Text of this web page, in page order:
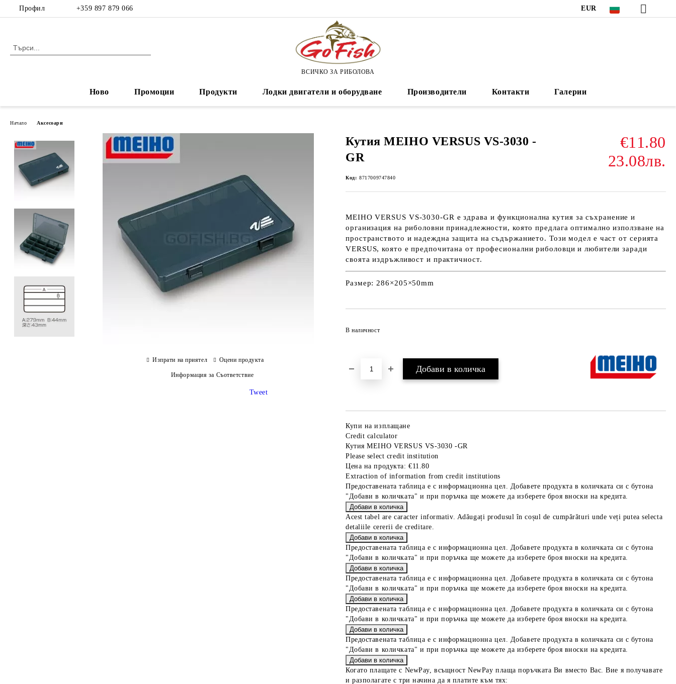
Профил +359 897 879 066 EUR
ВСИЧКО ЗА РИБОЛОВА
Ново Промоции Продукти Лодки двигатели и оборудване Производители Контакти Галерии
Начало Аксесоари
Кутия MEIHO VERSUS VS-3030 -
GR
€11.80
23.08лв.
Код: 8717009747840
MEIHO VERSUS VS-3030-GR е здрава и функционална кутия за съхранение и
организация на риболовни принадлежности, която предлага оптимално използване на
пространството и надеждна защита на съдържанието. Този модел е част от серията
VERSUS, която е предпочитана от професионални риболовци и любители заради
своята издръжливост и практичност.
Размер: 286×205×50mm
В наличност
Купи на изплащане
Credit calculator
Кутия MEIHO VERSUS VS-3030 -GR
Please select credit institution
Цена на продукта: €11.80
Extraction of information from credit institutions
Предоставената таблица е с информационна цел. Добавете продукта в количката си с бутона
"Добави в количката" и при поръчка ще можете да изберете броя вноски на кредита.
Acest tabel are caracter informativ. Adăugați produsul în coșul de cumpărături unde veți putea selecta
detaliile cererii de creditare.
Предоставената таблица е с информационна цел. Добавете продукта в количката си с бутона
"Добави в количката" и при поръчка ще можете да изберете броя вноски на кредита.
Предоставената таблица е с информационна цел. Добавете продукта в количката си с бутона
"Добави в количката" и при поръчка ще можете да изберете броя вноски на кредита.
Предоставената таблица е с информационна цел. Добавете продукта в количката си с бутона
"Добави в количката" и при поръчка ще можете да изберете броя вноски на кредита.
Предоставената таблица е с информационна цел. Добавете продукта в количката си с бутона
"Добави в количката" и при поръчка ще можете да изберете броя вноски на кредита.
Когато плащате с NewPay, всъщност NewPay плаща поръчката Ви вместо Вас. Вие я получавате
и разполагате с три начина да я платите към тях:
Изпрати на приятел Оцени продукта
Информация за Съответствие
Tweet